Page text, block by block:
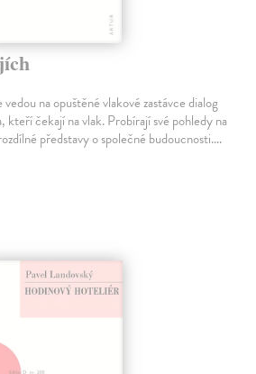
na opuštěné vlakové zastávce dialog
kteří čekají na vlak. Probírají své pohledy na
představy o společné budoucnosti.…